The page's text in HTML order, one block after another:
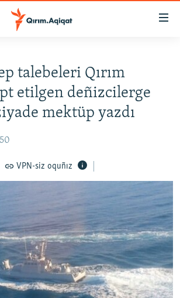
talebeleri Qırım
etilgen deñizcilerge
mektüp yazdı
VPN-siz oquñız